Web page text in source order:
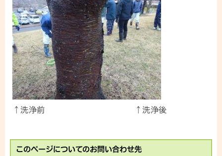
↑洗浄前 ↑洗浄後
このページについてのお問い合わせ先